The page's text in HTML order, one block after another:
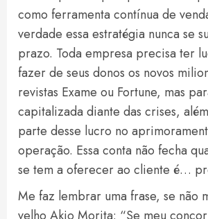
como ferramenta contínua de
verdade essa estratégia nunca se
prazo. Toda empresa precisa ter
fazer de seus donos os novos
revistas Exame ou Fortune, mas
capitalizada diante das crises,
parte desse lucro no
operação. Essa conta não fecha
se tem a oferecer ao cliente é…
Me faz lembrar uma frase, se não